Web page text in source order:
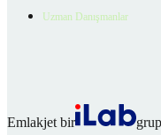
Uzman Danışmanlar
Emlakjet bir